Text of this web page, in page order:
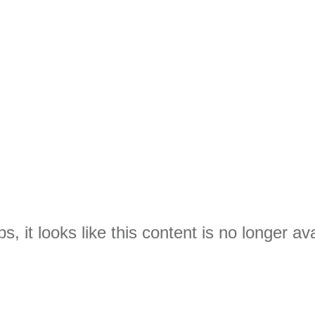
it looks like this content is no longer